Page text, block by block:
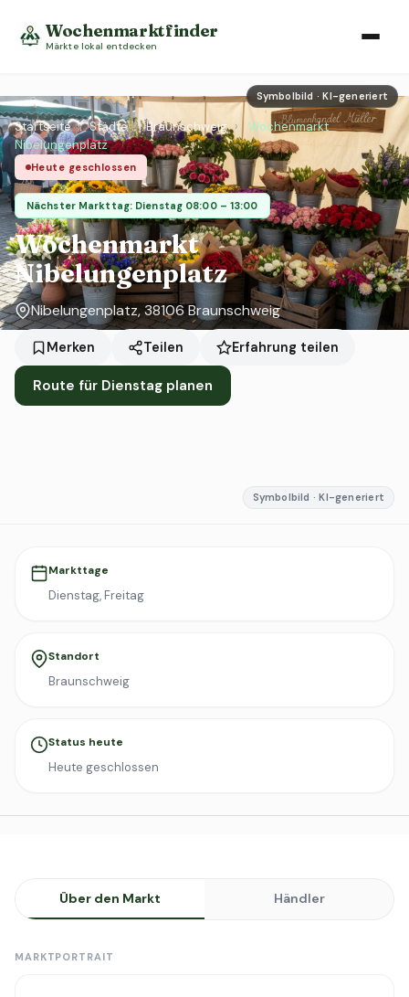
Wochenmarktfinder
Märkte lokal entdecken
Symbolbild · KI-generiert
Startseite › Städte › Braunschweig ›
Wochenmarkt
Nibelungenplatz
Heute geschlossen
Nächster Markttag: Dienstag 08:00 – 13:00
Wochenmarkt
Nibelungenplatz
Nibelungenplatz, 38106 Braunschweig
Merken Teilen Erfahrung teilen
Route für Dienstag planen
Symbolbild · KI-generiert
Markttage
Dienstag, Freitag
Standort
Braunschweig
Status heute
Heute geschlossen
Über den Markt Händler
MARKTPORTRAIT